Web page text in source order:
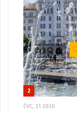
2
ČVC, 31 2026